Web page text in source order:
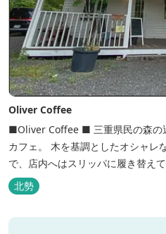
Oliver Coffee
■Oliver Coffee ■ 三重県民の森の近くの、自然豊かな場所にある
カフェ。 木を基調としたオシャレ
で、店内へはスリッパに履き替え
事を楽しめます。 席は店内にテー
があり、お子様連れでも入りやすく
北勢